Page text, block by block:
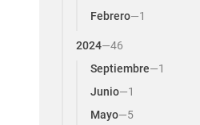
Febrero—1
2024—46
Septiembre—1
Junio—1
Mayo—5